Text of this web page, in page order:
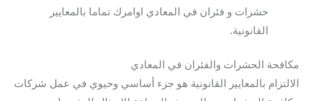
حشرات و فئران في المعادي اوامرك تماما بالمعايير
القانونية.
مكافحة الحشرات والفئران في المعادي
الالتزام بالمعايير القانونية هو جزء أساسي وحيوي في عمل شركات